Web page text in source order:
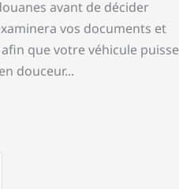
avant de décider
vos documents et
que votre véhicule puisse
douceur...